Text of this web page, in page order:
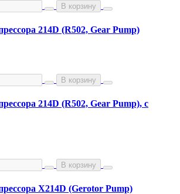
В корзину
214D (R502, Gear Pump)
В корзину
214D (R502, Gear Pump), с
В корзину
X214D (Gerotor Pump)